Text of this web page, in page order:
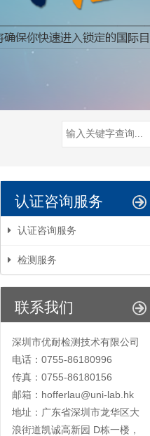
认证咨询服务
认证咨询服务
检测服务
联系我们
深圳市优耐检测技术有限公司
电话：0755-86180996
传真：0755-86180156
邮箱：hofferlau@uni-lab.hk
地址：广东省深圳市龙华区大
浪街道凯诚高新园 D栋一楼，